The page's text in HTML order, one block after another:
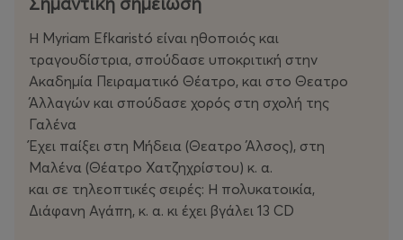
Η Μyriam Efkaristó είναι ηθοποιός και
τραγουδίστρια, σπούδασε υποκριτική στην
Ακαδημία Πειραματικό Θέατρο, και στο Θεατρο
Άλλαγών και σπούδασε χορός στη σχολή της
Γαλένα
Έχει παίξει στη Μήδεια (Θεατρο Άλσος), στη
Μαλένα (Θέατρο Χατζηχρίστου) κ. α.
και σε τηλεοπτικές σειρές: Η πολυκατοικία,
Διάφανη Αγάπη, κ. α. κι έχει βγάλει 13 CD